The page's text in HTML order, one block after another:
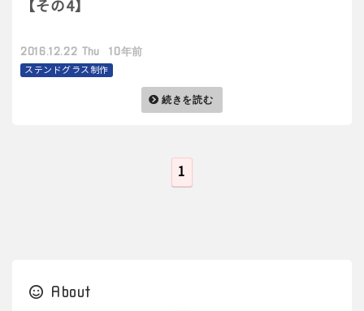
【その4】
2016.12.22 Thu 10年前
ステンドグラス制作
続きを読む
1
About